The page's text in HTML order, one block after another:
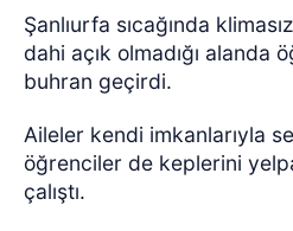
Şanlıurfa sıcağında
dahi açık olmadığı alanda
buhran geçirdi.
Aileler kendi imkanlarıyla
öğrenciler de keplerini
çalıştı.